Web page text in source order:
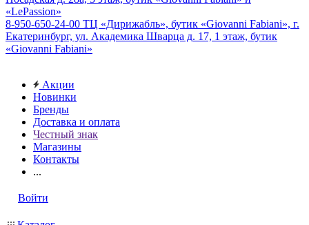
«LePassion»
8-950-650-24-00 ТЦ «Дирижабль», бутик «Giovanni Fabiani», г.
Екатеринбург, ул. Академика Шварца д. 17, 1 этаж, бутик
«Giovanni Fabiani»
Акции
Новинки
Бренды
Доставка и оплата
Честный знак
Магазины
Контакты
...
Войти